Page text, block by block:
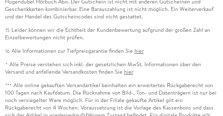
Hugendubel Hörbuch Abo. Der Gutschein ist nicht mit anderen Gutscheinen und
Geschenkkarten kombinierbar. Eine Barauszahlung ist nicht möglich. Ein Weiterverkauf
und der Handel des Gutscheincodes sind nicht gestattet.
15 Leider können wir die Echtheit der Kundenbewertung aufgrund der großen Zahl an
Einzelbewertungen nicht prüfen.
16 Alle Informationen zur Tiefpreisgarantie finden Sie hier
* Alle Preise verstehen sich inkl. der gesetzlichen MwSt. Informationen über den
Versand und anfallende Versandkosten finden Sie hier
*** Alle online gekauften Versandartikel beinhalten ein erweitertes Rückgaberecht von
100 Tagen nach Kaufdatum. Die Rücknahme von Bild-, Ton- und Datenträgern ist nur bei
noch versiegelter Ware möglich. Für in der Filiale gekaufte Artikel gilt ein
Rückgaberecht von 4 Wochen. Voraussetzung ist die Vorlage des Kassenbons und dass